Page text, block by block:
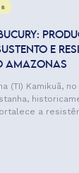
E
AMAZONAS
(TI) Kamikuã,
a